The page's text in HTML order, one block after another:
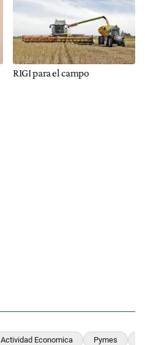
RIGI para el campo
Actividad Economica Pymes